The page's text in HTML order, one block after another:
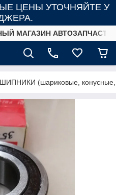
ЦЕНЫ УТОЧНЯЙТЕ У
МАГАЗИН
(шариковые, конусные,